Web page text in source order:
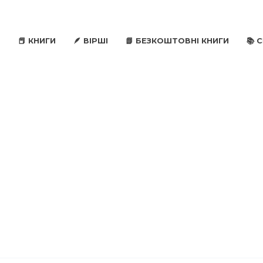
📕 КНИГИ 🪶 ВІРШІ 📗 БЕЗКОШТОВНІ КНИГИ 📚